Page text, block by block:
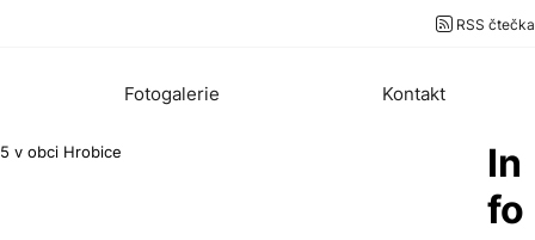
RSS čtečka
Fotogalerie Kontakt
v obci Hrobice
In
fo